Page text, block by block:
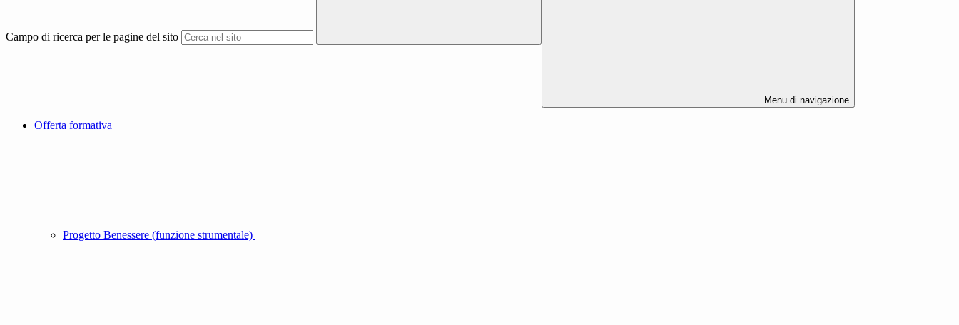
Campo di ricerca per le pagine del sito
Menu di navigazione
Offerta formativa
Progetto Benessere (funzione strumentale)